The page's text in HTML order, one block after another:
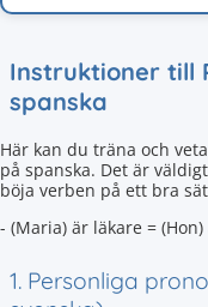
Instruktioner till
spanska
Här kan du träna och
på spanska. Det är
böja verben på ett bra
- (Maria) är läkare =
1. Personliga